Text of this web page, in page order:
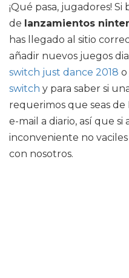
¡Qué pasa, jugadores!
de lanzamientos
has llegado al sitio
añadir nuevos juegos
switch just dance 2018 o
switch y para saber si
requerimos que seas de
e-mail a diario, así que
inconveniente no
con nosotros.